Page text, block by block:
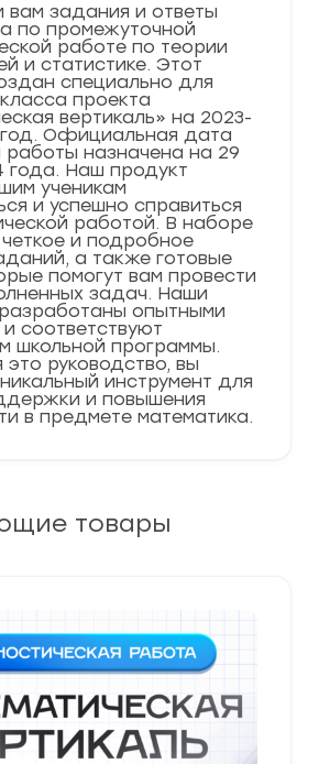
вам задания и ответы
по промежуточной
работе по теории
и статистике. Этот
специально для
проекта
вертикаль» на 2023-
Официальная дата
работы назначена на 29
года. Наш продукт
ученикам
и успешно справиться
работой. В наборе
и подробное
а также готовые
помогут вам провести
задач. Наши
опытными
соответствуют
школьной программы.
руководство, вы
инструмент для
и повышения
в предмете математика.
товары